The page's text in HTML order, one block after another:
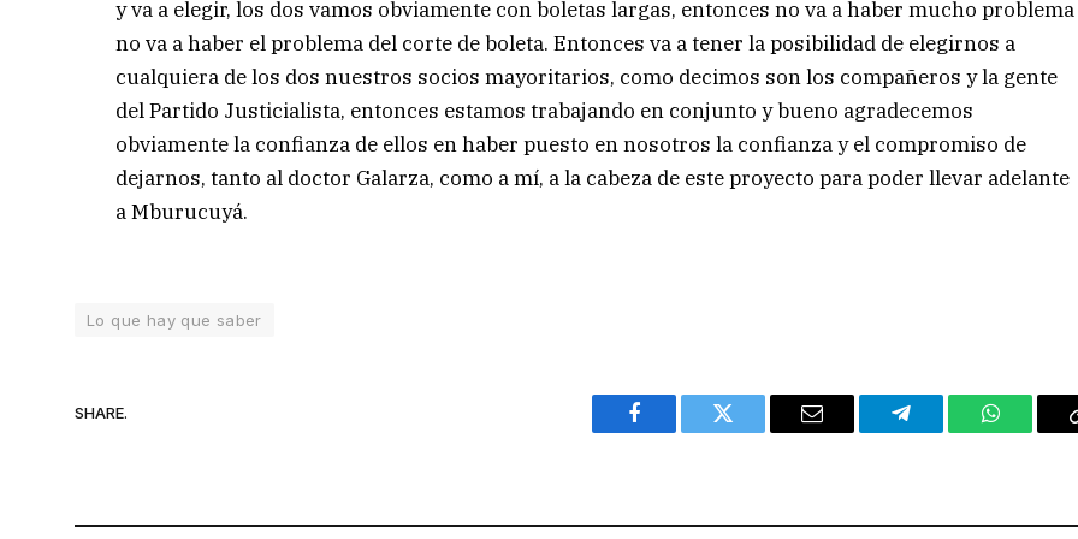
y va a elegir, los dos vamos obviamente con boletas largas, entonces no va a haber mucho problema
no va a haber el problema del corte de boleta. Entonces va a tener la posibilidad de elegirnos a
cualquiera de los dos nuestros socios mayoritarios, como decimos son los compañeros y la gente
del Partido Justicialista, entonces estamos trabajando en conjunto y bueno agradecemos
obviamente la confianza de ellos en haber puesto en nosotros la confianza y el compromiso de
dejarnos, tanto al doctor Galarza, como a mí, a la cabeza de este proyecto para poder llevar adelante
a Mburucuyá.
Lo que hay que saber
SHARE.
Facebook Twitter Email Telegram